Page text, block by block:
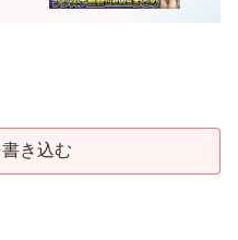
き込む